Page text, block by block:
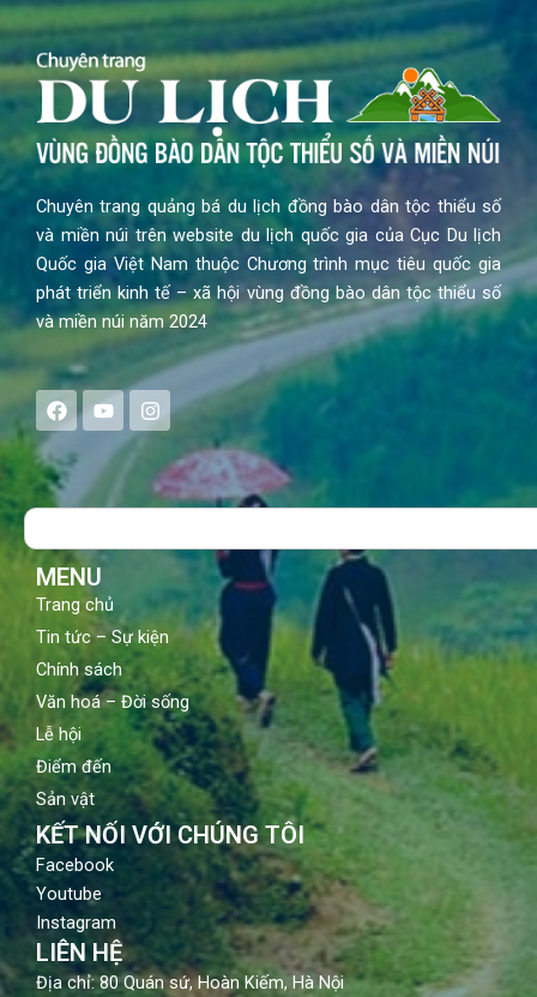
Chuyên trang quảng bá du lịch đồng bào dân tộc thiểu số
và miền núi trên website du lịch quốc gia của Cục Du lịch
Quốc gia Việt Nam thuộc Chương trình mục tiêu quốc gia
phát triển kinh tế – xã hội vùng đồng bào dân tộc thiểu số
và miền núi năm 2024
F
a
e
b
o
Y
o
t
u
b
I
n
s
a
g
Search
MENU
Trang chủ
Tin tức – Sự kiện
Chính sách
Văn hoá – Đời sống
Lễ hội
Điểm đến
Sản vật
KẾT NỐI VỚI CHÚNG TÔI
Facebook
Youtube
Instagram
LIÊN HỆ
Địa chỉ: 80 Quán sứ, Hoàn Kiếm, Hà Nội